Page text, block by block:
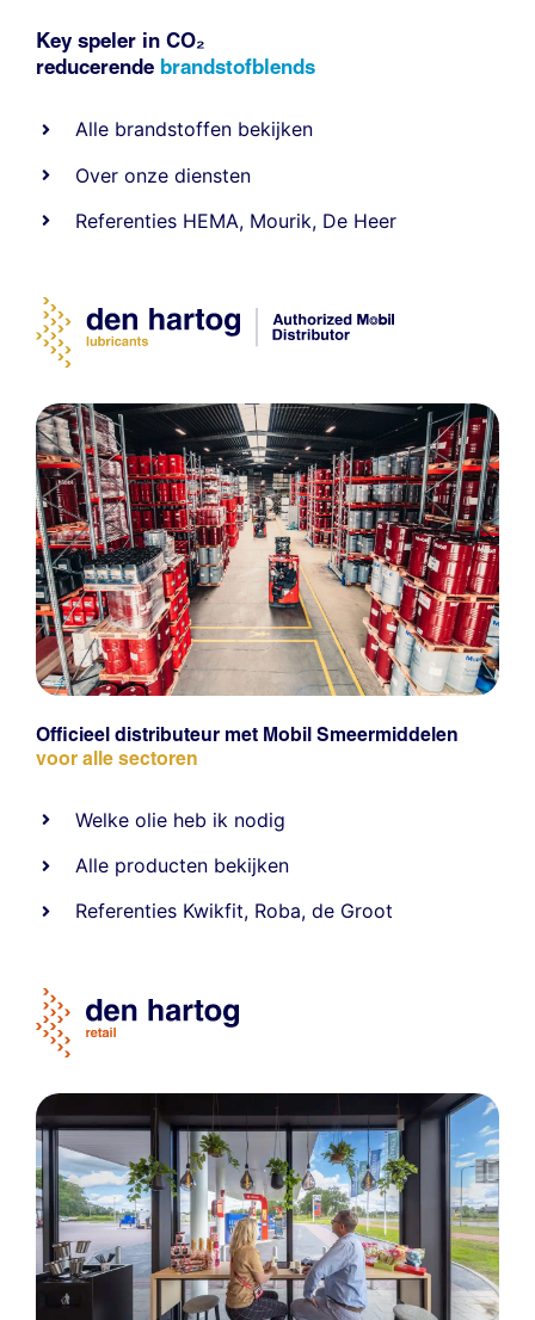
Key speler in CO₂
reducerende brandstofblends
Alle brandstoffen bekijken
Over onze diensten
Referenties HEMA, Mourik, De Heer
Officieel distributeur met Mobil Smeermiddelen
voor alle sectoren
Welke olie heb ik nodig
Alle producten bekijken
Referenties Kwikfit, Roba,de Groot